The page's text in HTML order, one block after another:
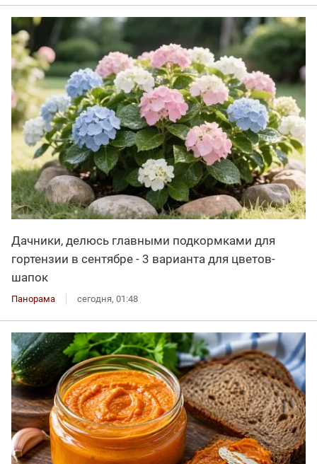
Дачники, делюсь главными подкормками для
гортензии в сентябре - 3 варианта для цветов-
шапок
Панорама сегодня, 01:48